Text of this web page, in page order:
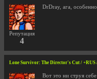
Репутация
4
DrDray, ага,
Lone Survivor: The Director's Cut / +RUS
Вот это ни струя себе